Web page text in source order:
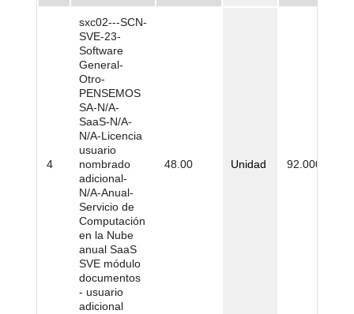
4
sxc02---SCN-
SVE-23-
Software
General-
Otro-
PENSEMOS
SA-N/A-
SaaS-N/A-
N/A-Licencia
usuario
nombrado
adicional-
N/A-Anual-
Servicio de
Computación
en la Nube
anual SaaS
SVE módulo
documentos
- usuario
adicional
48.00 Unidad 92.000,00